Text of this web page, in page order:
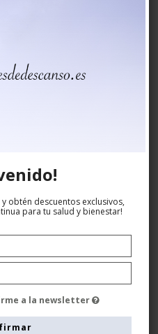
obtén descuentos exclusivos,
para tu salud y bienestar!
a la newsletter